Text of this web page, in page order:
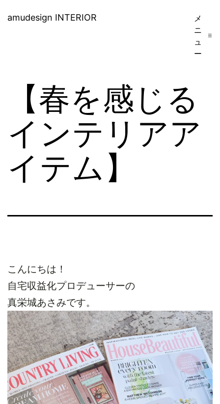
amudesign INTERIOR
メ
ニ
ュ
ー
【春を感じる
インテリアア
イテム】
こんにちは！
自宅収益化プロデューサーの
真栄城あさみです。